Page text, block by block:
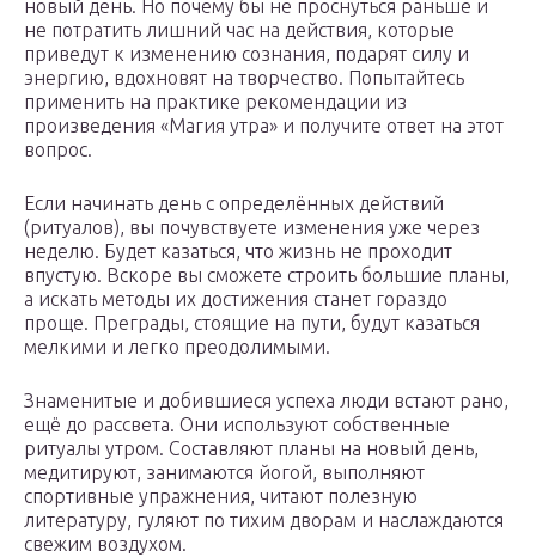
новый день. Но почему бы не проснуться раньше и
не потратить лишний час на действия, которые
приведут к изменению сознания, подарят силу и
энергию, вдохновят на творчество. Попытайтесь
применить на практике рекомендации из
произведения «Магия утра» и получите ответ на этот
вопрос.
Если начинать день с определённых действий
(ритуалов), вы почувствуете изменения уже через
неделю. Будет казаться, что жизнь не проходит
впустую. Вскоре вы сможете строить большие планы,
а искать методы их достижения станет гораздо
проще. Преграды, стоящие на пути, будут казаться
мелкими и легко преодолимыми.
Знаменитые и добившиеся успеха люди встают рано,
ещё до рассвета. Они используют собственные
ритуалы утром. Составляют планы на новый день,
медитируют, занимаются йогой, выполняют
спортивные упражнения, читают полезную
литературу, гуляют по тихим дворам и наслаждаются
свежим воздухом.